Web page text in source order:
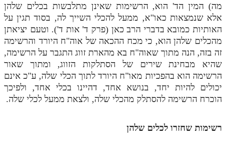
תלמוד עשר הספירות חלק ד
תלמוד עשר הספירות חלק ה
תלמוד עשר הספירות חלק ו
תלמוד עשר הספירות חלק ז
תלמוד עשר הספירות חלק ח
תלמוד עשר הספירות חלק ט
תלמוד עשר הספירות חלק י
מה) המין הד' הוא, הרשימות שאינן מתלבשות בכלים שלהן
אלא שנמצאות כאו"א, ממעל להכלי השייך לה, בסוד תגין על
האותיות כמובא בדברי הרב כאן (פרק ד' אות ד'). וטעם יציאתן
מהכלים שלהן הוא, כי מכח ההכאה של אוה"ח היורד והרשימה
זה בזה, הנה מתוך שאוה"ח בא מהארת זווג התגבר על הרשימה,
שהיא מבחינת שירים של הסתלקות הזווג, ומתוך שאור
הרשימה הוא בהפכיות מאו"ח היורד לתוך הכלי שלה, ע"כ אינם
יכולים להיות יחד, בנושא אחד, דהיינו בכלי אחד, ולפיכך
הוכרח הרשימה להסתלק מהכלי שלה, ולצאת ממעל לכלי שלה.
רשימות שחזרו לכלים שלהן